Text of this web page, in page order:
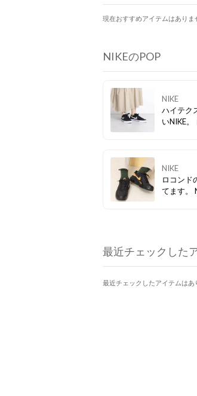
現在おすすめアイテムはありま
NIKEのPOP
NIKE
ハイテク
いNIKE
NIKE
ロコンド
てます。 NIKEは早くしないと売り
最近チェックした
最近チェックしたアイテムはあ